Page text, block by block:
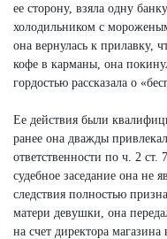
ее сторону, взяла одну
холодильником с
она вернулась к прилавку,
кофе в карманы, она
гордостью рассказала о
Ее действия были
ранее она дважды
ответственности по ч. 2
судебное заседание она не
следствия полностью
матери девушки, она
на счет директора магазина